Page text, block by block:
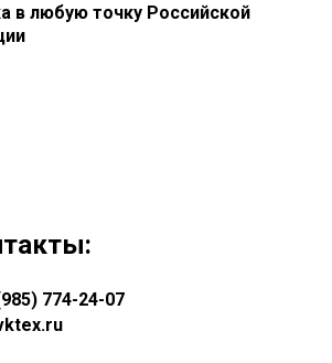
в любую точку Российской
774-24-07